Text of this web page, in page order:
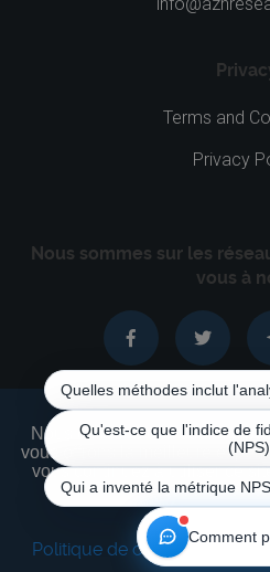
Nous sommes sur les
vous à
Terms and
Privacy
AZNNET © 1999 - 2026 Tous
English|Français
Retour au
Nous utilisons des cookies
vous offrons la meilleure
vous continuez à utiliser ce
vous en êtes
Politique de confidentialité